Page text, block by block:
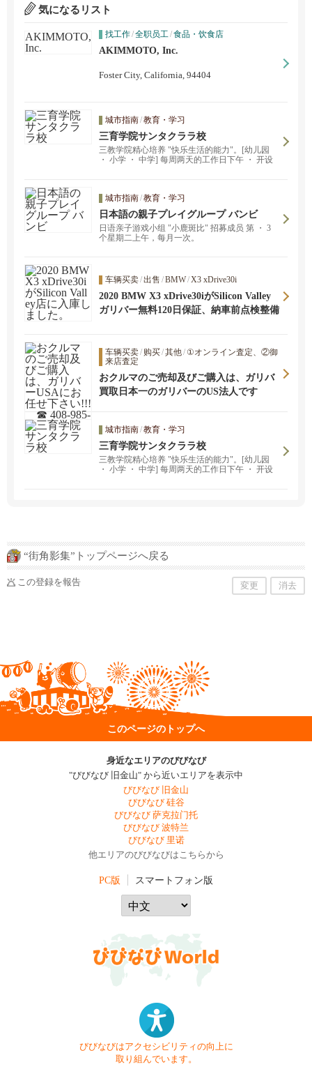
気になるリスト
找工作/全职员工/食品・饮食店
AKIMMOTO, Inc.
Foster City, California, 94404
城市指南/教育・学习
三育学院サンタクララ校
三教学院精心培养 "快乐生活的能力"。[幼儿园
・ 小学 ・ 中学] 每周两天的工作日下午 ・ 开设
城市指南/教育・学习
日本語の親子プレイグループ バンビ
日语亲子游戏小组 "小鹿斑比" 招募成员 第 ・ 3
个星期二上午，每月一次。
车辆买卖/出售 /BMW/X3 xDrive30i
2020 BMW X3 xDrive30iがSilicon Valley
店に入庫しました。
ガリバー無料120日保証、納車前点検整備
车辆买卖/ 购买/其他/ ①オンライン査定、②御
来店査定
おクルマのご売却及びご購入は、ガリバ
ーUSAにお任せ下さい!!! ☎ 408-985-13
79
買取日本一のガリバーのUS法人です
城市指南/教育・学习
三育学院サンタクララ校
三教学院精心培养 "快乐生活的能力"。[幼儿园
・ 小学 ・ 中学] 每周两天的工作日下午 ・ 开设
“街角影集”トップページへ戻る
この登録を報告 変更 消去
このページのトップへ
身近なエリアのびびなび
"びびなび 旧金山" から近いエリアを表示中
びびなび 旧金山
びびなび 硅谷
びびなび 萨克拉门托
びびなび 波特兰
びびなび 里诺
他エリアのびびなびはこちらから
PC版 スマートフォン版
びびなびはアクセシビリティの向上に
取り組んでいます。